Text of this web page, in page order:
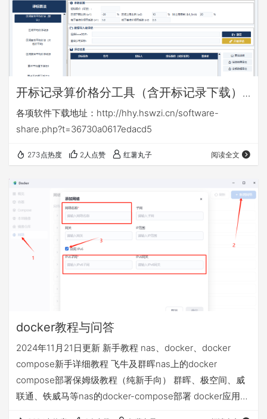
开标记录算价格分工具（含开标记录下载）
v16.6
各项软件下载地址：http://hhy.hswzi.cn/software-
share.php?t=36730a0617edacd5
273点热度 2人点赞 红薯丸子 阅读全文
docker教程与问答
2024年11月21日更新 新手教程 nas、docker、docker
compose新手详细教程 飞牛及群晖nas上的docker
compose部署保姆级教程（纯新手向） 群晖、极空间、威
联通、铁威马等nas的docker-compose部署 docker应用